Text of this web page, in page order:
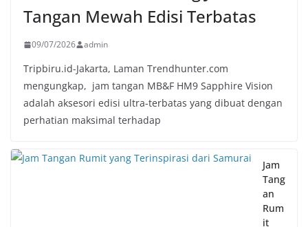
Tangan Mewah Edisi Terbatas
09/07/2026 admin
Tripbiru.id-Jakarta, Laman Trendhunter.com
mengungkap, jam tangan MB&F HM9 Sapphire Vision
adalah aksesori edisi ultra-terbatas yang dibuat dengan
perhatian maksimal terhadap
Jam
Tang
an
Rum
it